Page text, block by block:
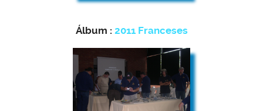
Álbum : 2011 Franceses